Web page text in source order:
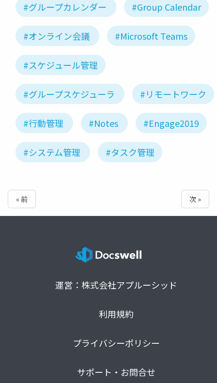
#グループカレンダー #Group Calendar
#オンライン会議 #Microsoft Teams
#スケジュール管理
#グループスケジューラ #リモートワーク
#行動管理 #Notes #Engage2019
#システム管理 #タスク管理
« 前 次 »
運営：株式会社アプルーシッド
利用規約
プライバシーポリシー
サポート・お問合せ